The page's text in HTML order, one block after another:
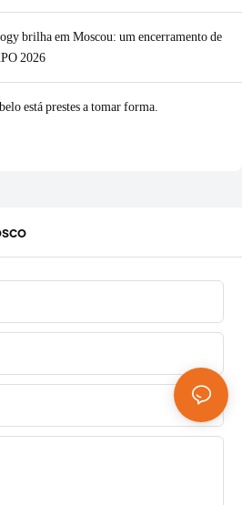
brilha em Moscou: um encerramento de
2026
está prestes a tomar forma.